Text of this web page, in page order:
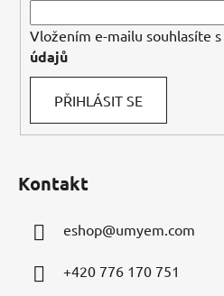
Vložením e-mailu souhlasíte s
údajů
PŘIHLÁSIT SE
Kontakt
eshop@umyem.com
+420 776 170 751